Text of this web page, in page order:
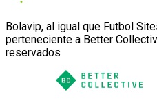
Bolavip, al igual que Futbol
perteneciente a Better
reservados